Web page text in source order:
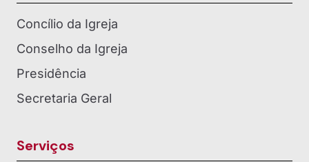
Concílio da Igreja
Conselho da Igreja
Presidência
Secretaria Geral
Serviços